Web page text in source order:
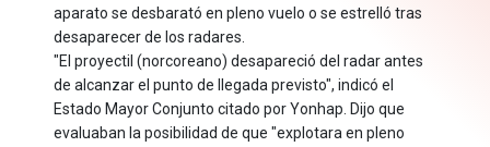
aparato se desbarató en pleno vuelo o se estrelló tras
desaparecer de los radares.
"El proyectil (norcoreano) desapareció del radar antes
de alcanzar el punto de llegada previsto", indicó el
Estado Mayor Conjunto citado por Yonhap. Dijo que
evaluaban la posibilidad de que "explotara en pleno